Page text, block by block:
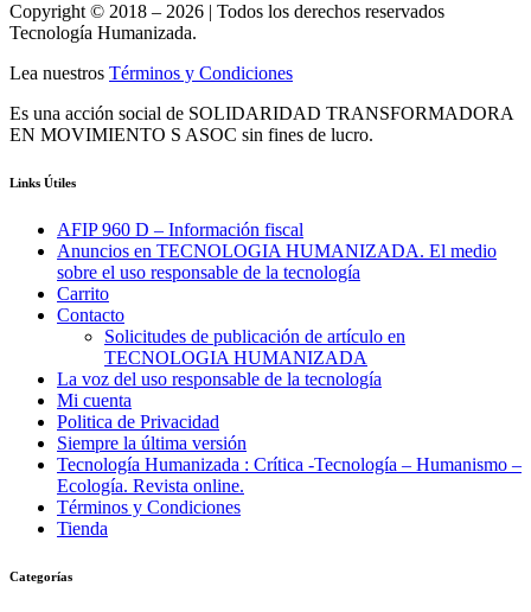
Copyright © 2018 – 2026 | Todos los derechos reservados
Tecnología Humanizada.
Lea nuestros Términos y Condiciones
Es una acción social de SOLIDARIDAD TRANSFORMADORA
EN MOVIMIENTO S ASOC sin fines de lucro.
Links Útiles
AFIP 960 D – Información fiscal
Anuncios en TECNOLOGIA HUMANIZADA. El medio
sobre el uso responsable de la tecnología
Carrito
Contacto
Solicitudes de publicación de artículo en
TECNOLOGIA HUMANIZADA
La voz del uso responsable de la tecnología
Mi cuenta
Politica de Privacidad
Siempre la última versión
Tecnología Humanizada : Crítica -Tecnología – Humanismo –
Ecología. Revista online.
Términos y Condiciones
Tienda
Categorías